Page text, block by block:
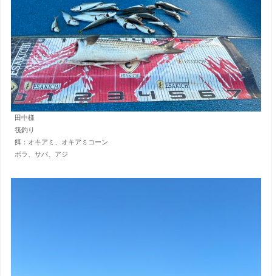
田中様
筏釣り
餌：オキアミ、オキアミコーン
ボラ、サバ、アジ